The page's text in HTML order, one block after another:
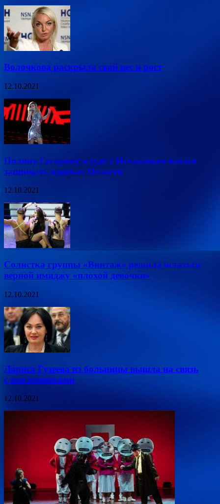
Волочкова раскрыла свой вес и рост
12.10.2021
Полину Гагарину в суде с Исхаковым взялся
защищать адвокат Пелагеи
12.10.2021
Солистка группы «Винтаж» решила остаться
верной имиджу «плохой девочки»
12.10.2021
Лариса Гузеева из больницы вышла на связь
с поклонниками
12.10.2021